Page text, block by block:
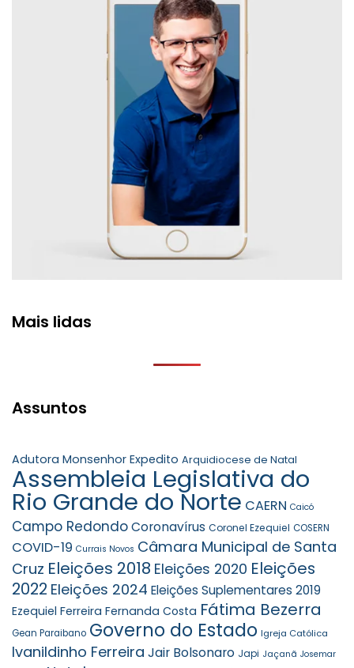
Mais lidas
Assuntos
Adutora Monsenhor Expedito Arquidiocese de Natal
Assembleia Legislativa do
Rio Grande do Norte CAERN Caicó
Campo RedondoCoronavírus Coronel Ezequiel COSERN
COVID-19 Currais Novos Câmara Municipal de Santa
Cruz Eleições 2018 Eleições 2020 Eleições
2022 Eleições 2024 Eleições Suplementares 2019
Ezequiel Ferreira Fernanda Costa Fátima Bezerra
Gean Paraibano Governo do Estado Igreja Católica
Ivanildinho Ferreira Jair Bolsonaro Japi Jaçanã Josemar